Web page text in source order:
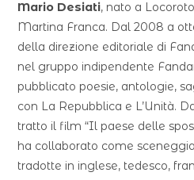
Mario Desiati, nato a
Martina Franca. Dal 2008 a
della direzione editoriale di
nel gruppo indipendente
pubblicato poesie, antologie,
con La Repubblica e L’Unità.
tratto il film “Il paese delle
ha collaborato come
tradotte in inglese, tedesco,